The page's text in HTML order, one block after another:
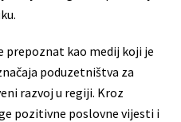
prepoznat kao medij koji je
poduzetništva za
razvoj u regiji. Kroz
pozitivne poslovne vijesti i